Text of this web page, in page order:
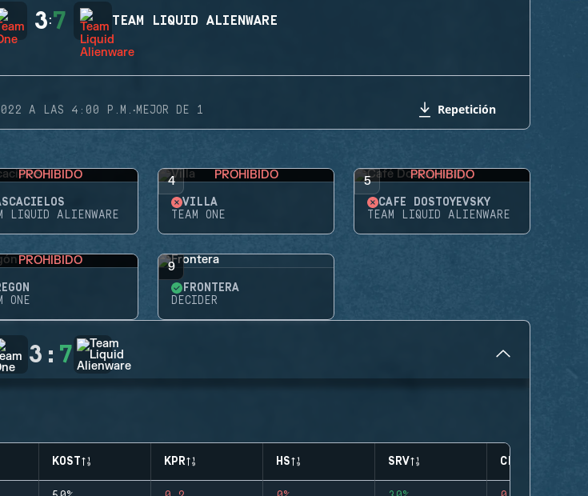
3:7 TEAM LIQUID ALIENWARE
A LAS 4:00 P.M. ·MEJOR DE 1 Repetición
PROHIBIDO
LIQUID ALIENWARE
4 PROHIBIDO
VILLA
TEAM ONE
5 PROHIBIDO
CAFÉ DOSTOYEVSKY
TEAM LIQUID ALIENWARE
PROHIBIDO
ONE
9
FRONTERA
DECIDER
3 : 7
KOST KPR HS SRV CLUTCHES